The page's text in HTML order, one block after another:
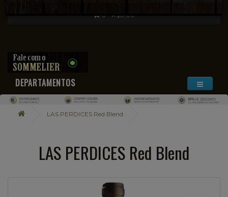
0 - R$0,00
DEPARTAMENTOS
LAS PERDICES Red Blend
LAS PERDICES Red Blend